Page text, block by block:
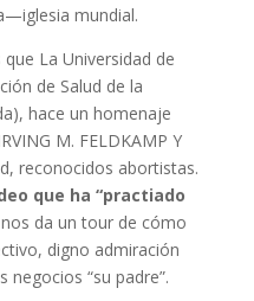
mundial.
La Universidad de
de Salud de la
hace un homenaje
M. FELDKAMP Y
reconocidos abortistas.
que ha “practiado
da un tour de cómo
digno admiración
negocios “su padre”.